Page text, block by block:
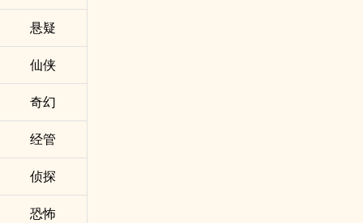
悬疑
仙侠
奇幻
经管
侦探
恐怖